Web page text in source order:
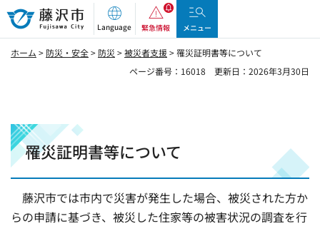
藤沢市
Language 緊急情報 メニュー
ホーム > 防災・安全> 防災 >被災者支援> 罹災証明書等について
ページ番号：16018
更新日：2026年3月30日
罹災証明書等について
藤沢市では市内で災害が発生した場合、被災された方か
らの申請に基づき、被災した住家等の被害状況の調査を行